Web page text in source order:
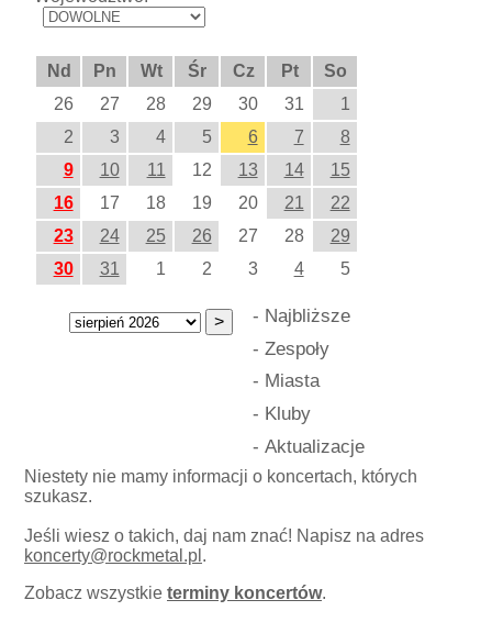
Nd Pn Wt Śr Cz Pt
So
26
27 28 29 30 31
1
2
3 4 5 6 7
8
9
10 11 12 13 14
15
16
17 18 19 20 21
22
23
24 25 26 27 28
29
30
31 1 2 3 4 5
- Najbliższe
- Zespoły
- Miasta
- Kluby
- Aktualizacje
Niestety nie mamy informacji o koncertach, których
szukasz.
Jeśli wiesz o takich, daj nam znać! Napisz na adres
koncerty@rockmetal.pl .
Zobacz wszystkieterminy koncertów.